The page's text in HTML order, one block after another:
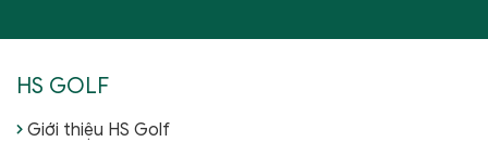
HS GOLF
Giới thiệu HS Golf